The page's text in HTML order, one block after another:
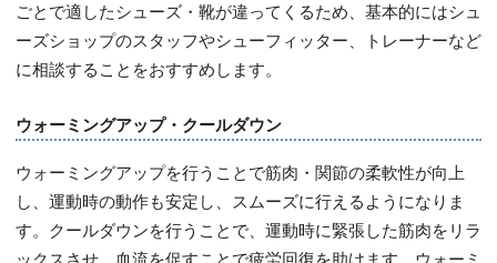
ごとで適したシューズ・靴が違ってくるため、基本的にはシュ
ーズショップのスタッフやシューフィッター、トレーナーなど
に相談することをおすすめします。
ウォーミングアップ・クールダウン
ウォーミングアップを行うことで筋肉・関節の柔軟性が向上
し、運動時の動作も安定し、スムーズに行えるようになりま
す。クールダウンを行うことで、運動時に緊張した筋肉をリラ
ックスさせ、血流を促すことで疲労回復を助けます。ウォーミ